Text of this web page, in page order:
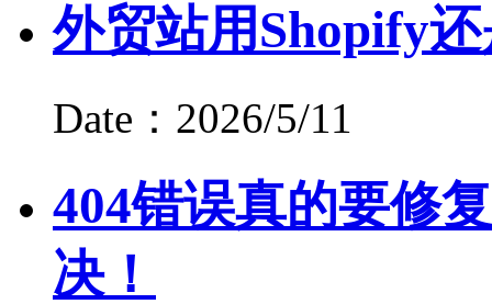
外贸站用Shopify
Date：2026/5/11
404错误真的要修
决！